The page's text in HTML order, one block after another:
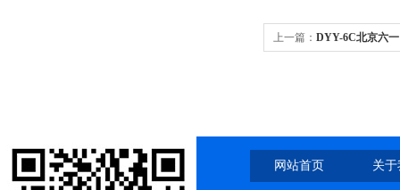
上一篇： DYY-6C北京六
网站首页 关